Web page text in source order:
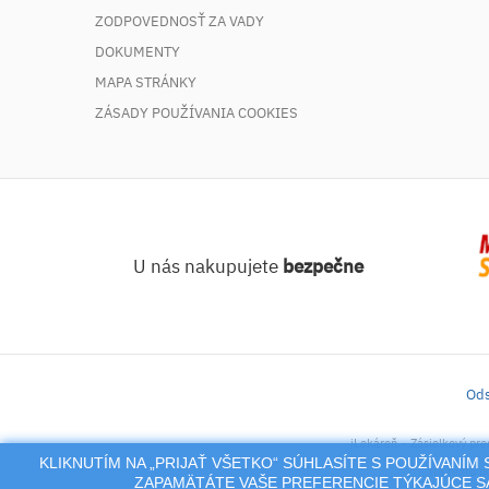
ZODPOVEDNOSŤ ZA VADY
DOKUMENTY
MAPA STRÁNKY
ZÁSADY POUŽÍVANIA COOKIES
KLIKNUTÍM NA „PRIJAŤ VŠETKO“ SÚHLASÍTE S
ZAPAMÄTÁTE VAŠE PREFERENCIE TÝKAJÚCE
U nás nakupujete bezpečne
iLekáreň – Zásielkový
Na tento